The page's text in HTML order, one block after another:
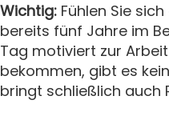
Wichtig: Fühlen Sie
bereits fünf Jahre im
Tag motiviert zur
bekommen, gibt es
bringt schließlich auch